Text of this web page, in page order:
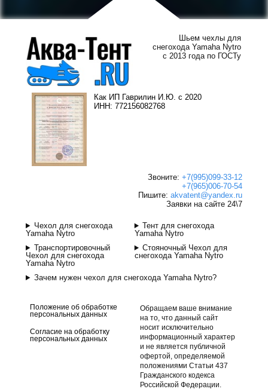
Шьем чехлы для
снегохода Yamaha Nytro
с 2013 года по ГОСТу
Как ИП Гаврилин И.Ю. с 2020
ИНН: 772156082768
Звоните: +7(995)099-33-12
+7(965)006-70-54
Пишите: akvatent@yandex.ru
Заявки на сайте 24\7
Чехол для снегохода
Yamaha Nytro
Тент для снегохода
Yamaha Nytro
Транспортировочный
Чехол для снегохода
Yamaha Nytro
Стояночный Чехол для
снегохода Yamaha Nytro
Зачем нужен чехол для снегохода Yamaha Nytro?
Положение об обработке
персональных данных
Согласие на обработку
персональных данных
Обращаем ваше внимание
на то, что данный сайт
носит исключительно
информационный характер
и не является публичной
офертой, определяемой
положениями Статьи 437
Гражданского кодекса
Российской Федерации.